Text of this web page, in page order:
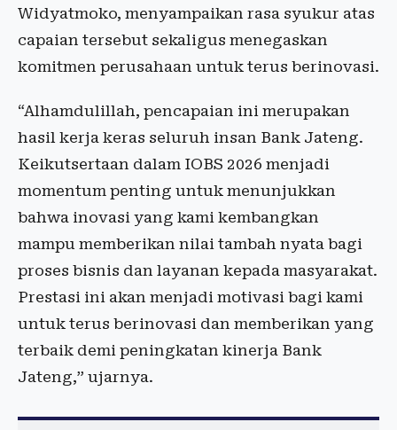
Widyatmoko, menyampaikan rasa syukur atas
capaian tersebut sekaligus menegaskan
komitmen perusahaan untuk terus berinovasi.
“Alhamdulillah, pencapaian ini merupakan
hasil kerja keras seluruh insan Bank Jateng.
Keikutsertaan dalam IOBS 2026 menjadi
momentum penting untuk menunjukkan
bahwa inovasi yang kami kembangkan
mampu memberikan nilai tambah nyata bagi
proses bisnis dan layanan kepada masyarakat.
Prestasi ini akan menjadi motivasi bagi kami
untuk terus berinovasi dan memberikan yang
terbaik demi peningkatan kinerja Bank
Jateng,” ujarnya.